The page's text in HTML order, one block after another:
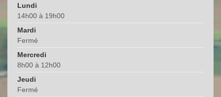
Lundi
14h00 à 19h00
Mardi
Fermé
Mercredi
8h00 à 12h00
Jeudi
Fermé